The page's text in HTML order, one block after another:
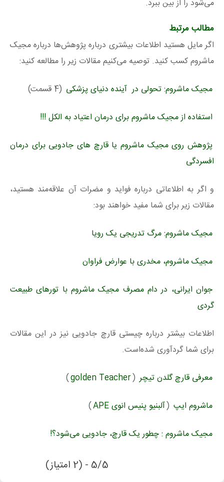
می‌شود را از بین ببرد.
مطالب مرتبط
اگر مایل هستید اطلاعات بیشتری درباره پژوهش‌ها درباره مجیک
ماشروم کسب کنید. توصیه می‌کنیم مقالات زیر را مطالعه کنید:
مجیک ماشروم: تحولی در آینده دنیای پزشکی (4 قسمت)
استفاده از مجیک ماشروم برای درمان اعتیاد به الکل !!!
پژوهش روی مجیک ماشروم یا قارچ‌ های جادویی برای درمان
افسردگی
و اگر به اطلاعاتی درباره فواید و مضرات آن علاقه‌مند هستید،
مقالات زیر برای شما مفید خواهند بود:
مجیک ماشروم: مرگ تدریجی یک رویا
مجیک ماشروم، مخدری با عوارض فراوان
جوان ایرانی، در دام مصرف مجیک ماشروم با تورهای طبیعت
گردی
اطلاعات بیشتر درباره چیستی قارچ جادویی نیز در این مقالات
برای شما گردآوری شده‌است.
معرفی قارچ گلدن تیچر (
golden Teacher
)
ماشروم ایپ (آلبنیو پنیس انوی APE )
مجیک ماشروم : چطور یک قارچ، جادویی می‌شود؟!
5/5 - (2 امتیاز)